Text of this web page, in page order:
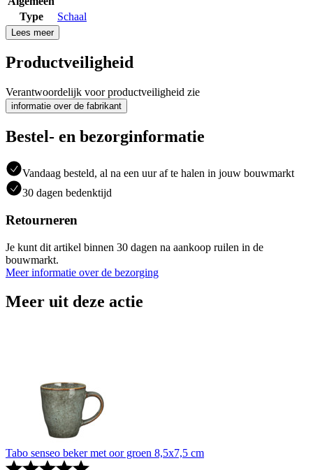
Type
Schaal
Lees meer
Productveiligheid
Verantwoordelijk voor productveiligheid zie
informatie over de fabrikant
Bestel- en bezorginformatie
Vandaag besteld, al na een uur af te halen in jouw bouwmarkt
30 dagen bedenktijd
Retourneren
Je kunt dit artikel binnen 30 dagen na aankoop ruilen in de
bouwmarkt.
Meer informatie over de bezorging
Meer uit deze actie
Tabo senseo beker met oor groen 8,5x7,5 cm